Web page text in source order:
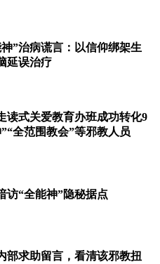
”治病谎言：以信仰绑架生
延误治疗
读式关爱教育办班成功转化9
全范围教会”等邪教人员
访“全能神”隐秘据点
部求助留言，看清该邪教扭